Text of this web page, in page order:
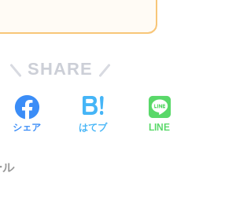
SHARE
シェア はてブ LINE
ル